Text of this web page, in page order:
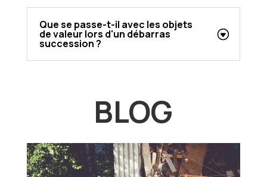
Que se passe-t-il avec les objets
de valeur lors d'un débarras
succession ?
BLOG